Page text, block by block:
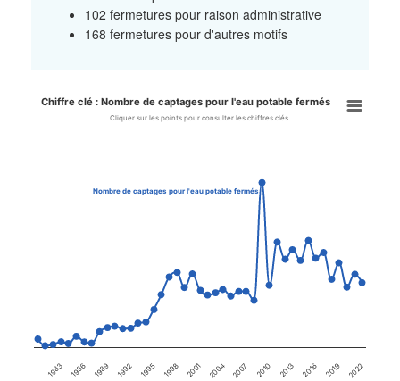
102 fermetures pour raison administrative
168 fermetures pour d'autres motifs
Chiffre clé : Nombre de
View as data table, Chiffre clé : Nombre de captages pour l'eau
The chart has 1 X axis displaying categories.
The chart has 1 Y axis displaying values. Data ranges from 8 to
Nombre de captages pour l'eau potable fermés
Chiffre clé : Nombre de captages pour l'eau potable fermés
Cliquer sur les points pour consulter les chiffres clés.
1983 1986 1989 1992 1995 1998 2001 2004 2007 2010 2013 2016 2019 2022